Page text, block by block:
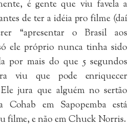
é gente que viu favela a
de ter a idéia pro filme (daí
“apresentar o Brasil aos
ele próprio nunca tinha sido
por mais do que 5 segundos
viu que pode enriquecer
jura que alguém no sertão
em Sapopemba está
filme, e não em Chuck Norris.